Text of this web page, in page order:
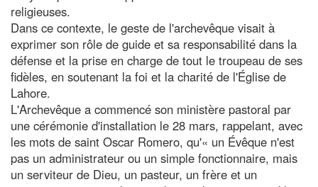
religieuses.
Dans ce contexte, le geste de l'archevêque visait à
exprimer son rôle de guide et sa responsabilité dans la
défense et la prise en charge de tout le troupeau de ses
fidèles, en soutenant la foi et la charité de l'Église de
Lahore.
L'Archevêque a commencé son ministère pastoral par
une cérémonie d'installation le 28 mars, rappelant, avec
les mots de saint Oscar Romero, qu'« un Évêque n'est
pas un administrateur ou un simple fonctionnaire, mais
un serviteur de Dieu, un pasteur, un frère et un